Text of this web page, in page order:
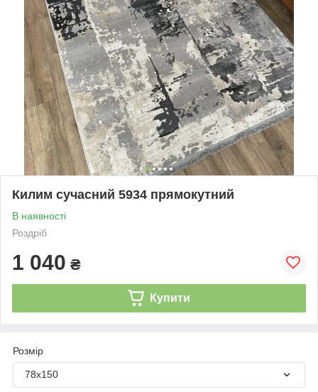
Килим сучасний 5934 прямокутний
В наявності
Роздріб
1 040 ₴
Купити
Розмір
78х150